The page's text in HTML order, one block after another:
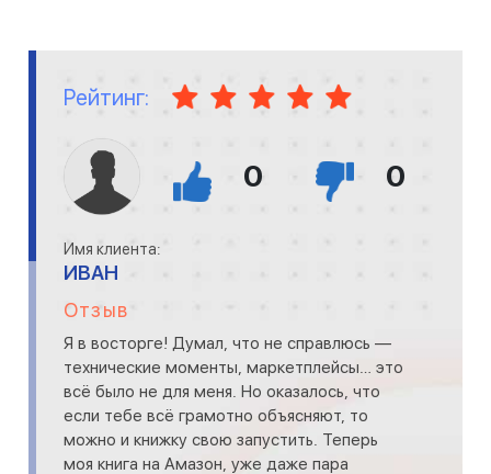
Рейтинг:
0 0
Имя клиента:
ИВАН
Отзыв
Я в восторге! Думал, что не справлюсь —
технические моменты, маркетплейсы… это
всё было не для меня. Но оказалось, что
если тебе всё грамотно объясняют, то
можно и книжку свою запустить. Теперь
моя книга на Амазон, уже даже пара